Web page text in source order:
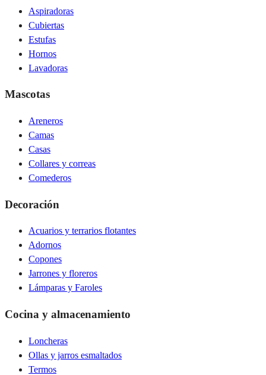
Aspiradoras
Cubiertas
Estufas
Hornos
Lavadoras
Mascotas
Areneros
Camas
Casas
Collares y correas
Comederos
Decoración
Acuarios y terrarios flotantes
Adornos
Copones
Jarrones y floreros
Lámparas y Faroles
Cocina y almacenamiento
Loncheras
Ollas y jarros esmaltados
Termos